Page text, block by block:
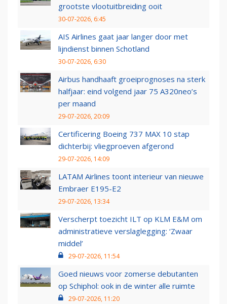
grootste vlootuitbreiding ooit
30-07-2026, 6:45
AIS Airlines gaat jaar langer door met
lijndienst binnen Schotland
30-07-2026, 6:30
Airbus handhaaft groeiprognoses na sterk
halfjaar: eind volgend jaar 75 A320neo’s
per maand
29-07-2026, 20:09
Certificering Boeing 737 MAX 10 stap
dichterbij: vliegproeven afgerond
29-07-2026, 14:09
LATAM Airlines toont interieur van nieuwe
Embraer E195-E2
29-07-2026, 13:34
Verscherpt toezicht ILT op KLM E&M om
administratieve verslaglegging: ‘Zwaar
middel’
29-07-2026, 11:54
Goed nieuws voor zomerse debutanten
op Schiphol: ook in de winter alle ruimte
29-07-2026, 11:20